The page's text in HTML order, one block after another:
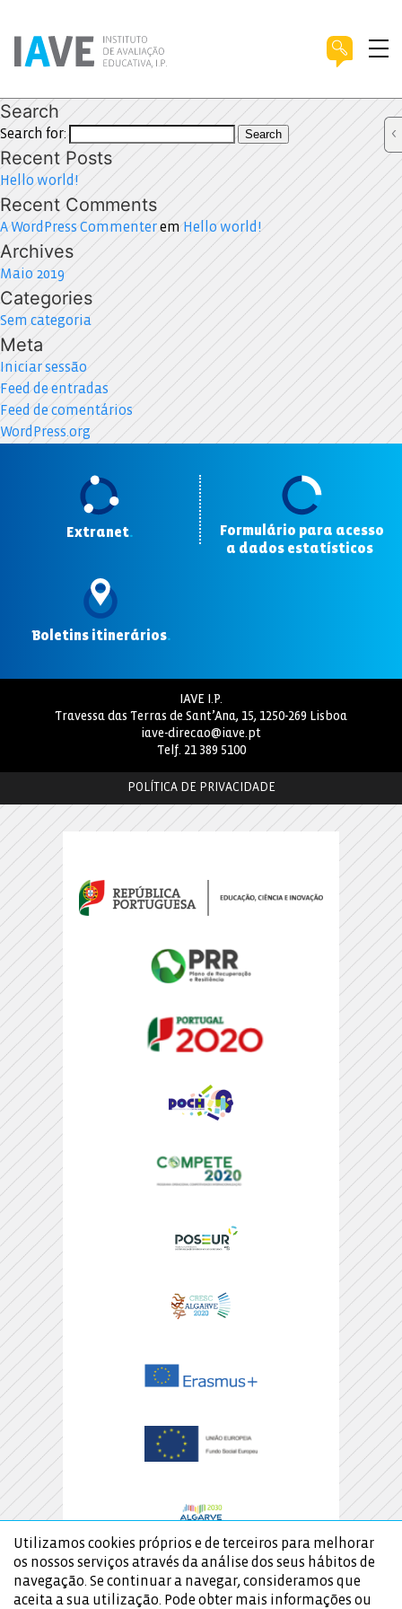
Search
Search for: Search
Recent Posts
Hello world!
Recent Comments
A WordPress Commenterem Hello world!
Archives
Maio 2019
Categories
Sem categoria
Meta
Iniciar sessão
Feed de entradas
Feed de comentários
WordPress.org
Extranet.
Formulário para acesso
a dados estatísticos
Boletins itinerários.
IAVE I.P.
Travessa das Terras de Sant’Ana, 15, 1250-269 Lisboa
iave-direcao@iave.pt
Telf. 21 389 5100
POLÍTICA DE PRIVACIDADE
Utilizamos cookies próprios e de terceiros para melhorar
os nossos serviços através da análise dos seus hábitos de
navegação. Se continuar a navegar, consideramos que
aceita a sua utilização. Pode obter mais informações ou